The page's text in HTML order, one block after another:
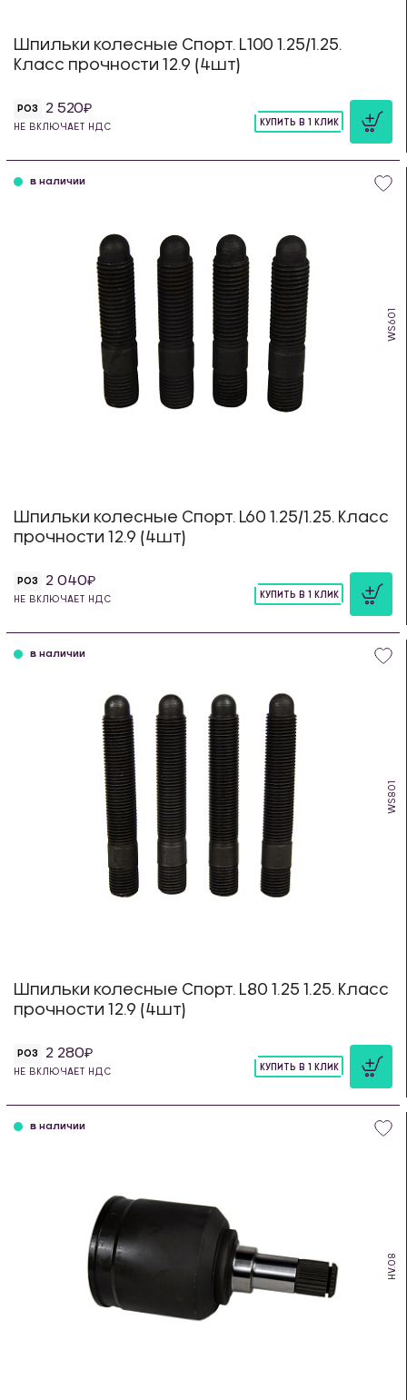
Шпильки колесные Спорт. L100 1.25/1.25.
Класс прочности 12.9 (4шт)
РОЗ 2 520
НЕ ВКЛЮЧАЕТ НДС
КУПИТЬ В 1 КЛИК
WS601
в наличии
Шпильки колесные Спорт. L60 1.25/1.25. Класс
прочности 12.9 (4шт)
РОЗ 2 040
НЕ ВКЛЮЧАЕТ НДС
КУПИТЬ В 1 КЛИК
WS801
в наличии
Шпильки колесные Спорт. L80 1.25 1.25. Класс
прочности 12.9 (4шт)
РОЗ 2 280
НЕ ВКЛЮЧАЕТ НДС
КУПИТЬ В 1 КЛИК
HV.08
в наличии